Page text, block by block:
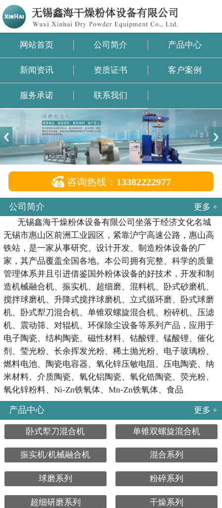
网站首页 公司简介 产品中心
新闻资讯 资质证书 客户案例
服务承诺 联系我们
 咨询热线： 13382222977
公司简介
更多 +
无锡鑫海干燥粉体设备有限公司坐落于经济文化名城
无锡市惠山区前洲工业园区，紧靠沪宁高速公路，惠山高
铁站，是一家从事研究、设计开发、制造粉体设备的厂
家，其产品覆盖全国各地。本公司拥有完整、科学的质量
管理体系并且引进借鉴国外粉体设备的好技术，开发和制
造机械融合机、振实机、超细磨、混料机、卧式砂磨机、
搅拌球磨机、升降式搅拌球磨机、立式循环磨、卧式球磨
机、卧式犁刀混合机、单锥双螺旋混合机、粉碎机、压滤
机、震动筛、对辊机、环保除尘设备等系列产品，应用于
电子陶瓷、结构陶瓷、磁性材料、钴酸锂、锰酸锂、催化
剂、莹光粉、长余挥发光粉、稀土抛光粉、电子玻璃粉、
燃料电池、陶瓷电容器、氧化锌压敏电阻、压电陶瓷、纳
米材料、介质陶瓷、氧化铝陶瓷、氧化锆陶瓷、荧光粉、
氧化锌粉料、Ni-Zn铁氧体、Mn-Zn铁氧体、食品
产品中心 更多 +
卧式犁刀混合机 单锥双螺旋混合机
振实机/机械融合机 混合系列
球磨系列 粉碎系列
超细研磨系列 干燥系列